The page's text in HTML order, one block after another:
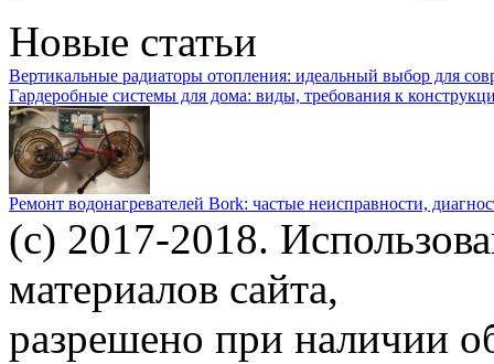
Новые статьи
Вертикальные радиаторы отопления: идеальный выбор для
Гардеробные системы для дома: виды, требования к
Ремонт водонагревателей Bork: частые неисправности,
(c) 2017-2018.
материалов сайта,
разрешено при наличии